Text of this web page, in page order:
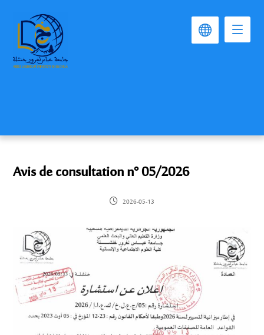
Avis de consultation n° 05/2026
2026-05-13